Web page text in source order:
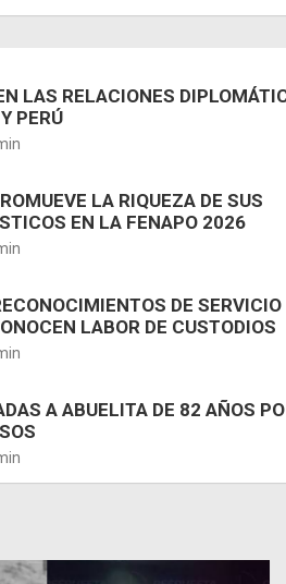
LAS RELACIONES
PERÚ
LA RIQUEZA DE SUS
EN LA FENAPO 2026
DE SERVICIO
LABOR DE CUSTODIOS
A ABUELITA DE 82 AÑOS